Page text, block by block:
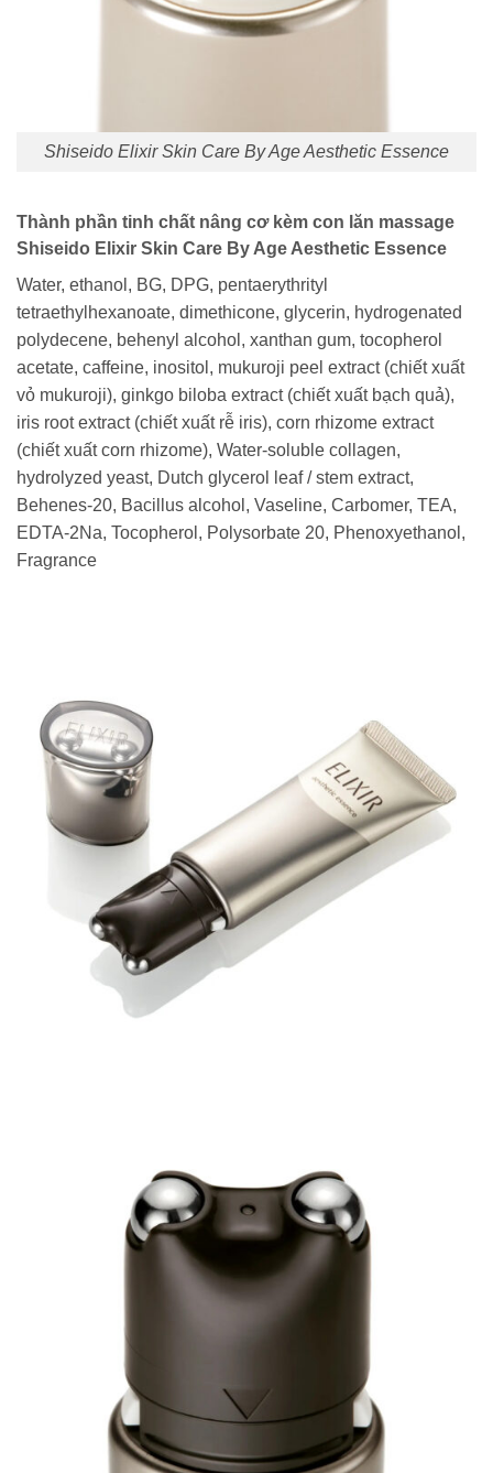
Shiseido Elixir Skin Care By Age Aesthetic Essence
Thành phần tinh chất nâng cơ kèm con lăn massage
Shiseido Elixir Skin Care By Age Aesthetic Essence
Water, ethanol, BG, DPG, pentaerythrityl
tetraethylhexanoate, dimethicone, glycerin, hydrogenated
polydecene, behenyl alcohol, xanthan gum, tocopherol
acetate, caffeine, inositol, mukuroji peel extract (chiết xuất
vỏ mukuroji), ginkgo biloba extract (chiết xuất bạch quả),
iris root extract (chiết xuất rễ iris), corn rhizome extract
(chiết xuất corn rhizome), Water-soluble collagen,
hydrolyzed yeast, Dutch glycerol leaf / stem extract,
Behenes-20, Bacillus alcohol, Vaseline, Carbomer, TEA,
EDTA-2Na, Tocopherol, Polysorbate 20, Phenoxyethanol,
Fragrance